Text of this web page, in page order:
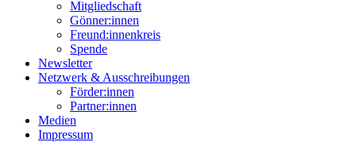
Mitgliedschaft
Gönner:innen
Freund:innenkreis
Spende
Newsletter
Netzwerk & Ausschreibungen
Förder:innen
Partner:innen
Medien
Impressum